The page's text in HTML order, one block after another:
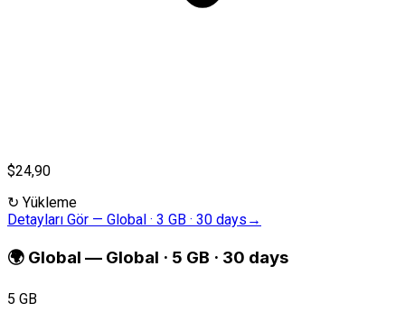
$24,90
↻ Yükleme
Detayları Gör — Global · 3 GB · 30 days →
🌍 Global — Global · 5 GB · 30 days
5 GB